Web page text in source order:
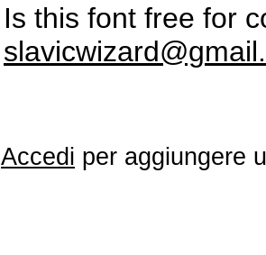
Is this font free for
Accedi per aggiungere